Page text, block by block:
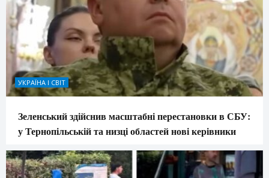
УКРАЇНА І СВІТ
Зеленський здійснив масштабні перестановки в СБУ:
у Тернопільській та низці областей нові керівники